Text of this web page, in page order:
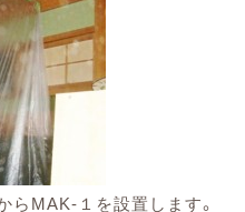
らMAK-１を設置します。